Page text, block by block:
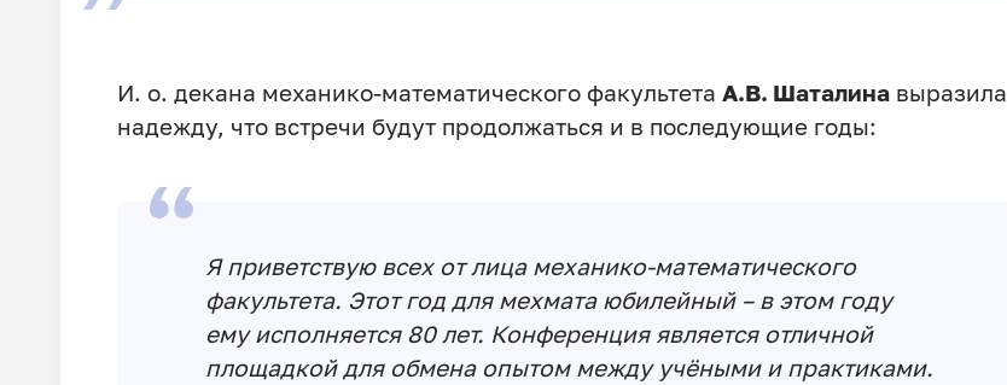
И. о. декана механико-математического факультета А.В. Шаталинавыразила
надежду, что встречи будут продолжаться и в последующие годы:
Я приветствую всех от лица механико-математического
факультета. Этот год для мехмата юбилейный – в этом году
ему исполняется 80 лет. Конференция является отличной
площадкой для обмена опытом между учёными и практиками.